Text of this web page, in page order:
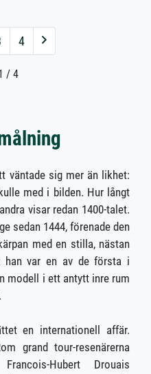
4
/ 4
väntade sig mer än likhet:
med i bilden. Hur långt
visar redan 1400-talet.
sedan 1444, förenade den
med en stilla, nästan
han var en av de första i
modell i ett antytt inre rum
en internationell affär.
grand tour-resenärerna
Hubert Drouais